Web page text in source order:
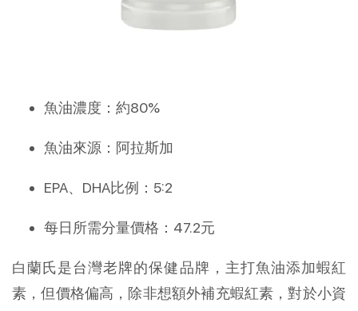
魚油濃度：約80%
魚油來源：阿拉斯加
EPA、DHA比例：5:2
每日所需分量價格：47.2元
白蘭氏是台灣老牌的保健品牌，主打魚油添加蝦紅
素，但價格偏高，除非想額外補充蝦紅素，對於小資